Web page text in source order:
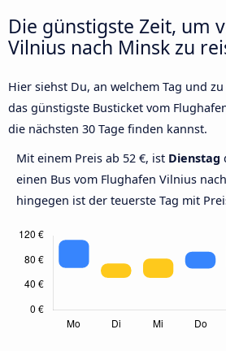
Die günstigste Zeit, um
Vilnius nach Minsk zu
Hier siehst Du, an welchem Tag und
das günstigste Busticket vom
die nächsten 30 Tage finden kannst.
Mit einem Preis ab 52 €, ist Dienstag
einen Bus vom Flughafen Vilnius
hingegen ist der teuerste Tag mit